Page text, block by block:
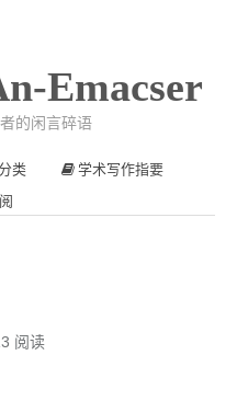
Emacser
的闲言碎语
类 学术写作指要
阅读